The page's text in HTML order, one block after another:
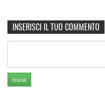
INSERISCI IL TUO COMMENTO